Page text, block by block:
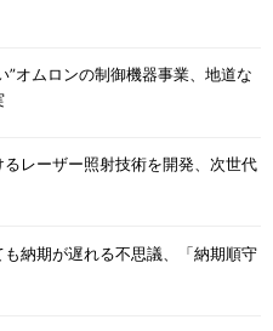
”オムロンの制御機器事業、地道な
レーザー照射技術を開発、次世代
納期が遅れる不思議、「納期順守